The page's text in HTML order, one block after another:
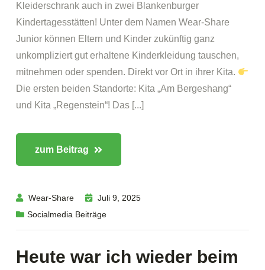
Kleiderschrank auch in zwei Blankenburger
Kindertagesstätten! Unter dem Namen Wear-Share
Junior können Eltern und Kinder zukünftig ganz
unkompliziert gut erhaltene Kinderkleidung tauschen,
mitnehmen oder spenden. Direkt vor Ort in ihrer Kita.
Die ersten beiden Standorte: Kita „Am Bergeshang“
und Kita „Regenstein“! Das [...]
zum Beitrag
Wear-Share
Juli 9, 2025
Socialmedia Beiträge
Heute war ich wieder beim